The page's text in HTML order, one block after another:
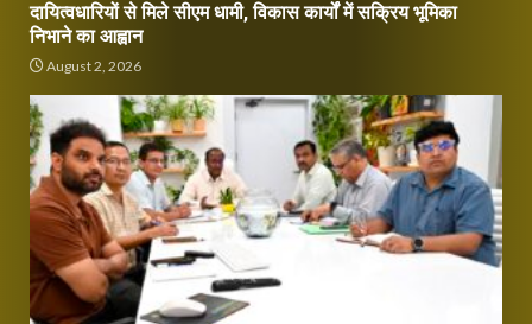
दायित्वधारियों से मिले सीएम धामी, विकास कार्यों में सक्रिय भूमिका
निभाने का आह्वान
August 2, 2026